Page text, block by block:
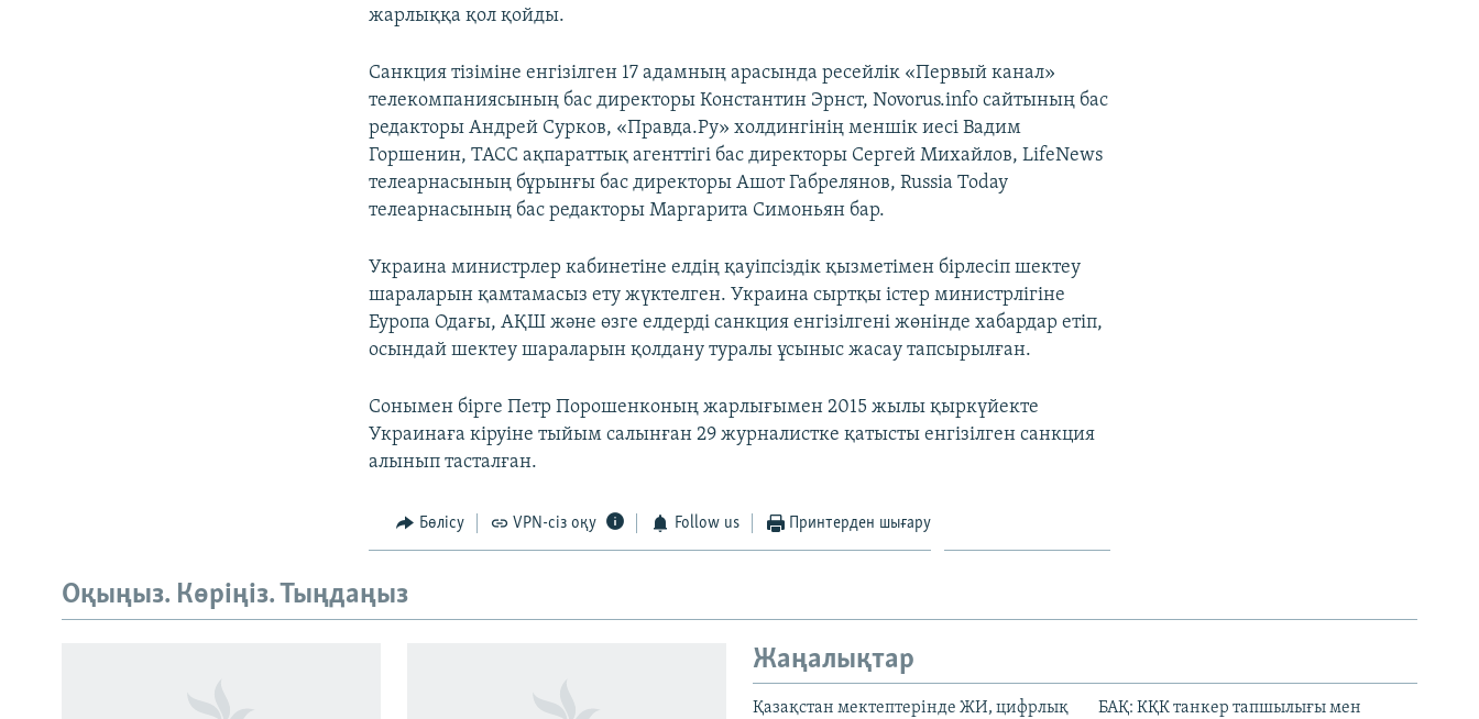
жарлыққа қол қойды.
Санкция тізіміне енгізілген 17 адамның арасында ресейлік «Первый канал»
телекомпаниясының бас директоры Константин Эрнст, Novorus.info сайтының бас
редакторы Андрей Сурков, «Правда.Ру» холдингінің меншік иесі Вадим
Горшенин, ТАСС ақпараттық агенттігі бас директоры Сергей Михайлов, LifeNews
телеарнасының бұрынғы бас директоры Ашот Габрелянов, Russia Today
телеарнасының бас редакторы Маргарита Симоньян бар.
Украина министрлер кабинетіне елдің қауіпсіздік қызметімен бірлесіп шектеу
шараларын қамтамасыз ету жүктелген. Украина сыртқы істер министрлігіне
Еуропа Одағы, АҚШ және өзге елдерді санкция енгізілгені жөнінде хабардар етіп,
осындай шектеу шараларын қолдану туралы ұсыныс жасау тапсырылған.
Сонымен бірге Петр Порошенконың жарлығымен 2015 жылы қыркүйекте
Украинаға кіруіне тыйым салынған 29 журналистке қатысты енгізілген санкция
алынып тасталған.
Бөлісу VPN-сіз оқу Follow us Принтерден шығару
Оқыңыз. Көріңіз. Тыңдаңыз
Жаңалықтар
Қазақстан мектептерінде ЖИ, цифрлық
БАҚ: КҚК танкер тапшылығы мен